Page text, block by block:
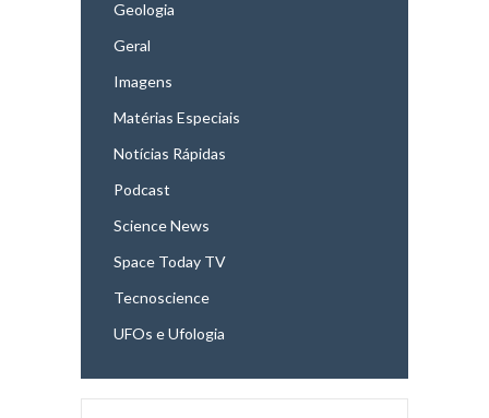
Geologia
Geral
Imagens
Matérias Especiais
Notícias Rápidas
Podcast
Science News
Space Today TV
Tecnoscience
UFOs e Ufologia